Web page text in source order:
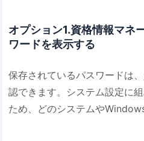
オプション1.資格情報マネ
ワードを表示する
保存されているパスワードは
認できます。システム設定に
ため、どのシステムや